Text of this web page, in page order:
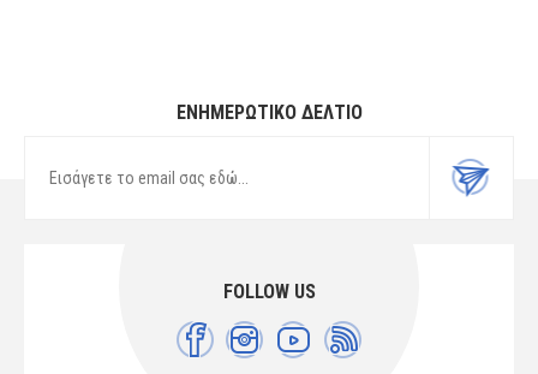
ΕΝΗΜΕΡΩΤΙΚΌ ΔΕΛΤΊΟ
FOLLOW US